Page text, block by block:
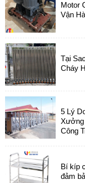
Motor
Vận
Tại
Cháy
5 Lý
Xưởng
Công
Bí kíp
đảm